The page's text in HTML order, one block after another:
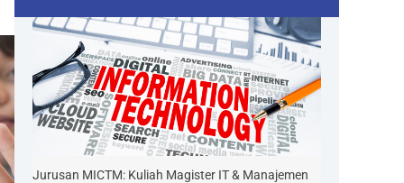
Jurusan MICTM: Kuliah Magister IT & Manajemen